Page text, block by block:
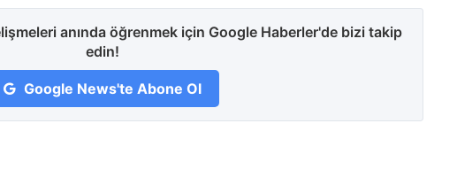
anında öğrenmek için Google Haberler'de bizi takip
edin!
Google News'te Abone Ol